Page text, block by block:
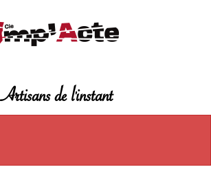
Artisans de l'instant